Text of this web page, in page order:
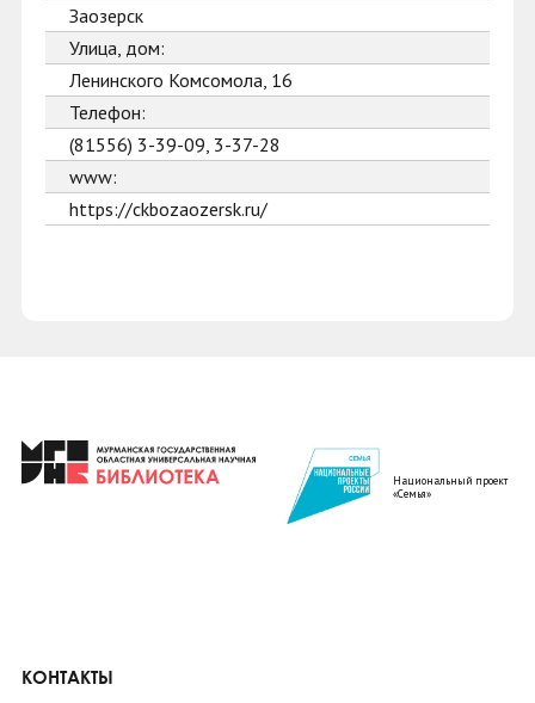
Заозерск
Улица, дом:
Ленинского Комсомола, 16
Телефон:
(81556) 3-39-09, 3-37-28
www:
https://ckbozaozersk.ru/
Национальный проект
«Семья»
КОНТАКТЫ